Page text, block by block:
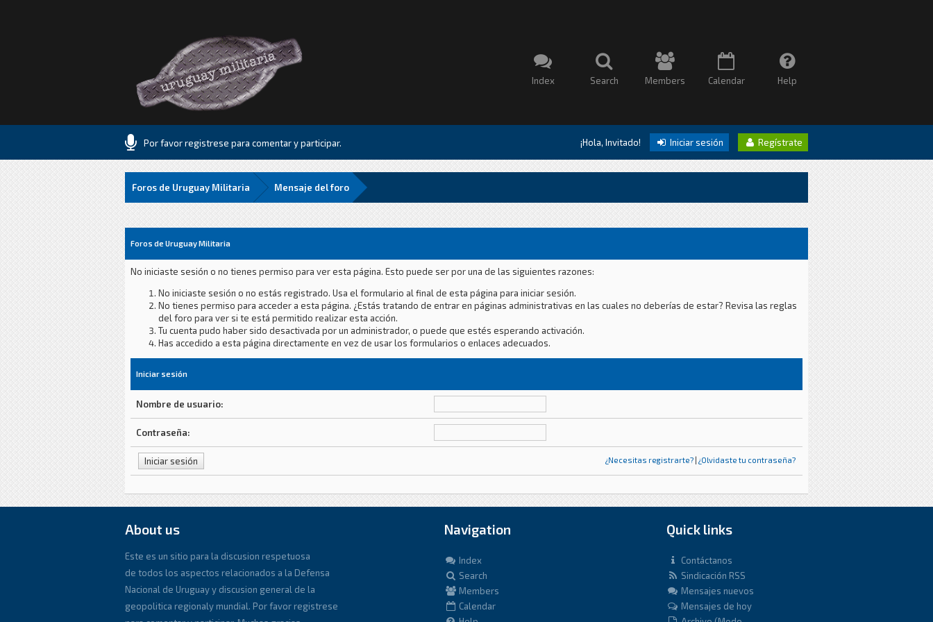
Index Search Members Calendar Help
Por favor registrese para comentar y participar. ¡Hola, Invitado! Iniciar sesión Regístrate
Foros de Uruguay Militaria Mensaje del foro
Foros de Uruguay Militaria
No iniciaste sesión o no tienes permiso para ver esta página. Esto puede ser por una de las siguientes razones:
No iniciaste sesión o no estás registrado. Usa el formulario al final de esta página para iniciar sesión.
No tienes permiso para acceder a esta página. ¿Estás tratando de entrar en páginas administrativas en las cuales no deberías de estar? Revisa las reglas
del foro para ver si te está permitido realizar esta acción.
Tu cuenta pudo haber sido desactivada por un administrador, o puede que estés esperando activación.
Has accedido a esta página directamente en vez de usar los formularios o enlaces adecuados.
Iniciar sesión
Nombre de usuario:
Contraseña:
¿Necesitas registrarte? | ¿Olvidaste tu contraseña?
About us
Este es un sitio para la discusion respetuosa
de todos los aspectos relacionados a la Defensa
Nacional de Uruguay y discusion general de la
geopolitica regionaly mundial. Por favor registrese
Navigation
Index
Search
Members
Calendar
Quick links
Contáctanos
Sindicación RSS
Mensajes nuevos
Mensajes de hoy